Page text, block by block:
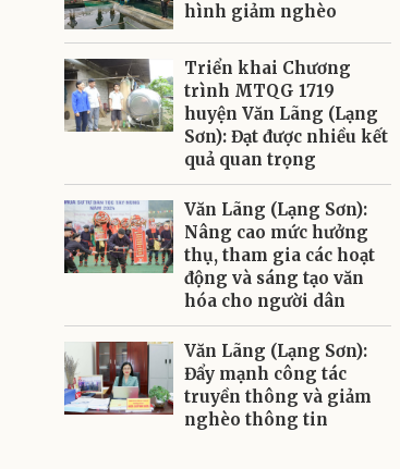
hình giảm nghèo
Triển khai Chương
trình MTQG 1719
huyện Văn Lãng (Lạng
Sơn): Đạt được nhiều kết
quả quan trọng
Văn Lãng (Lạng Sơn):
Nâng cao mức hưởng
thụ, tham gia các hoạt
động và sáng tạo văn
hóa cho người dân
Văn Lãng (Lạng Sơn):
Đẩy mạnh công tác
truyền thông và giảm
nghèo thông tin